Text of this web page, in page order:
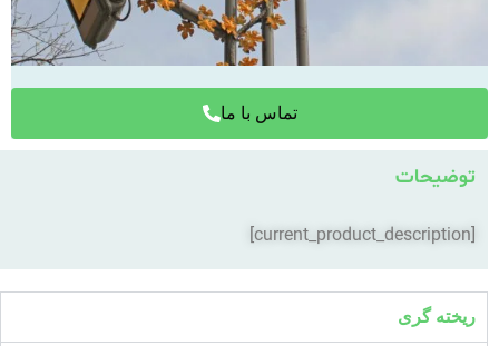
تماس با ما
توضیحات
[current_product_description]
ریخته گری